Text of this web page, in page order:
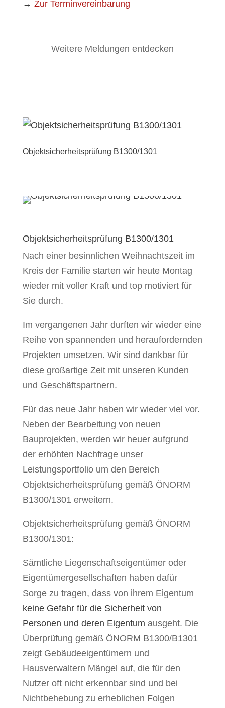
→ Zur Terminvereinbarung
Weitere Meldungen entdecken
Objektsicherheitsprüfung B1300/1301
Objektsicherheitsprüfung B1300/1301
Nach einer besinnlichen Weihnachtszeit im
Kreis der Familie starten wir heute Montag
wieder mit voller Kraft und top motiviert für
Sie durch.
Im vergangenen Jahr durften wir wieder eine
Reihe von spannenden und heraufordernden
Projekten umsetzen. Wir sind dankbar für
diese großartige Zeit mit unseren Kunden
und Geschäftspartnern.
Für das neue Jahr haben wir wieder viel vor.
Neben der Bearbeitung von neuen
Bauprojekten, werden wir heuer aufgrund
der erhöhten Nachfrage unser
Leistungsportfolio um den Bereich
Objektsicherheitsprüfung gemäß ÖNORM
B1300/1301 erweitern.
Objektsicherheitsprüfung gemäß ÖNORM
B1300/1301:
Sämtliche Liegenschaftseigentümer oder
Eigentümergesellschaften haben dafür
Sorge zu tragen, dass von ihrem Eigentum
keine Gefahr für die Sicherheit von
Personen und deren Eigentum ausgeht. Die
Überprüfung gemäß ÖNORM B1300/B1301
zeigt Gebäudeeigentümern und
Hausverwaltern Mängel auf, die für den
Nutzer oft nicht erkennbar sind und bei
Nichtbehebung zu erheblichen Folgen